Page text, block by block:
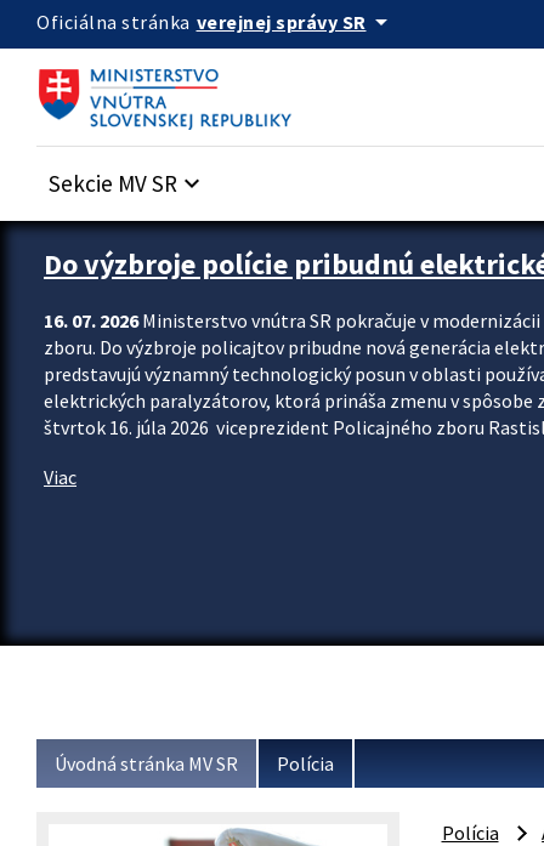
Preskocit na hlavný obsah
Oficiálna stránka verejnej správy SR arrow_drop_down
Sekcie MV SR keyboard_arrow_down
Zastavit automatický posun upútavok
Do výzbroje polície pribudnú
16. 07. 2026Ministerstvo vnútra SR pokračuje v
zboru. Do výzbroje policajtov pribudne nová generácia
predstavujú významný technologický posun v oblasti
elektrických paralyzátorov, ktorá prináša zmenu v spôsobe
štvrtok 16. júla 2026 viceprezident Policajného zboru
Viac
Úvodná stránka MV SR Polícia
Polícia